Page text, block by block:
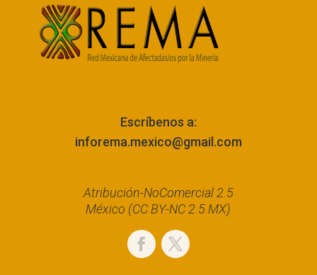
Escríbenos a:
inforema.mexico@gmail.com
Atribución-NoComercial 2.5
México (CC BY-NC 2.5 MX)